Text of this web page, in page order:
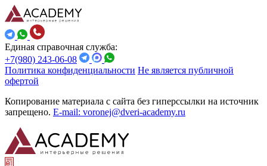
Единая справочная служба:
+7(980) 243-06-08
Политика конфиденциальности Не является публичной
офертой
Копирование материала с сайта без гиперссылки на источник
запрещено. E-mail: voronej@dveri-academy.ru